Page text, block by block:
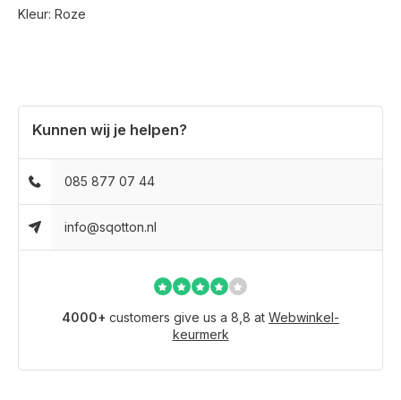
Kleur: Roze
Kunnen wij je helpen?
085 877 07 44
info@sqotton.nl
4000+ customers give us a 8,8 at Webwinkel-
keurmerk